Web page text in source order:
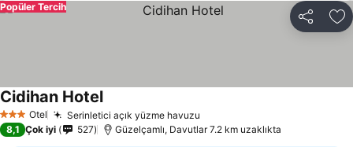
Paylaş
Popüler Tercih
3 YıldızOtel Serinletici açık yüzme havuzu
Cidihan Hotel
8,1 Çok iyi 527 Güzelçamlı, Davutlar 7.2 km uzaklıkta